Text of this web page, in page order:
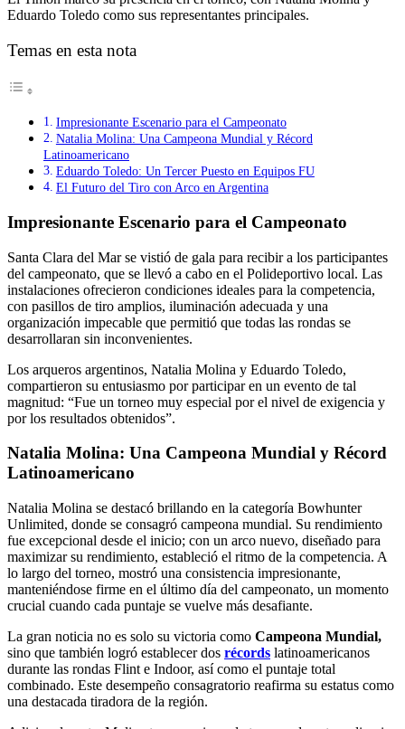
Eduardo Toledo como sus representantes principales.
Temas en esta nota
Impresionante Escenario para el Campeonato
Natalia Molina: Una Campeona Mundial y Récord
Latinoamericano
Eduardo Toledo: Un Tercer Puesto en Equipos FU
El Futuro del Tiro con Arco en Argentina
Impresionante Escenario para el Campeonato
Santa Clara del Mar se vistió de gala para recibir a los participantes
del campeonato, que se llevó a cabo en el Polideportivo local. Las
instalaciones ofrecieron condiciones ideales para la competencia,
con pasillos de tiro amplios, iluminación adecuada y una
organización impecable que permitió que todas las rondas se
desarrollaran sin inconvenientes.
Los arqueros argentinos, Natalia Molina y Eduardo Toledo,
compartieron su entusiasmo por participar en un evento de tal
magnitud: “Fue un torneo muy especial por el nivel de exigencia y
por los resultados obtenidos”.
Natalia Molina: Una Campeona Mundial y Récord
Latinoamericano
Natalia Molina se destacó brillando en la categoría Bowhunter
Unlimited, donde se consagró campeona mundial. Su rendimiento
fue excepcional desde el inicio; con un arco nuevo, diseñado para
maximizar su rendimiento, estableció el ritmo de la competencia. A
lo largo del torneo, mostró una consistencia impresionante,
manteniéndose firme en el último día del campeonato, un momento
crucial cuando cada puntaje se vuelve más desafiante.
La gran noticia no es solo su victoria como Campeona Mundial,
sino que también logró establecer dos récords latinoamericanos
durante las rondas Flint e Indoor, así como el puntaje total
combinado. Este desempeño consagratorio reafirma su estatus como
una destacada tiradora de la región.